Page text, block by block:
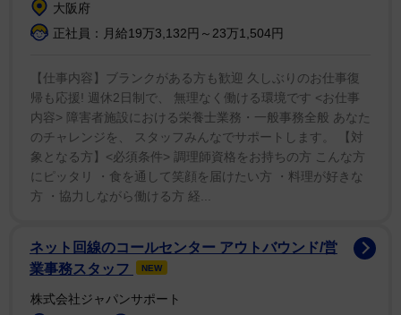
はなわの長男・元輝さんは2023年10月に真実さんと
結婚。婚姻届を提出する様子などをはなわのYouTubeチ
ャンネルで公開していた。真実さんが妊娠中だった24年
4月には、お腹の赤ちゃんの性別が男の子であることも
同チャンネルで報告していた。
大阪府
正社員：月給19万3,132円～23万1,504円
【仕事内容】ブランクがある方も歓迎 久しぶりのお仕事復
帰も応援! 週休2日制で、 無理なく働ける環境です <お仕事
内容> 障害者施設における栄養士業務・一般事務全般 あなた
のチャレンジを、 スタッフみんなでサポートします。 【対
象となる方】<必須条件> 調理師資格をお持ちの方 こんな方
にピッタリ ・食を通して笑顔を届けたい方 ・料理が好きな
方 ・協力しながら働ける方 経...
ネット回線のコールセンター アウトバウンド/営
業事務スタッフ
NEW
株式会社ジャパンサポート